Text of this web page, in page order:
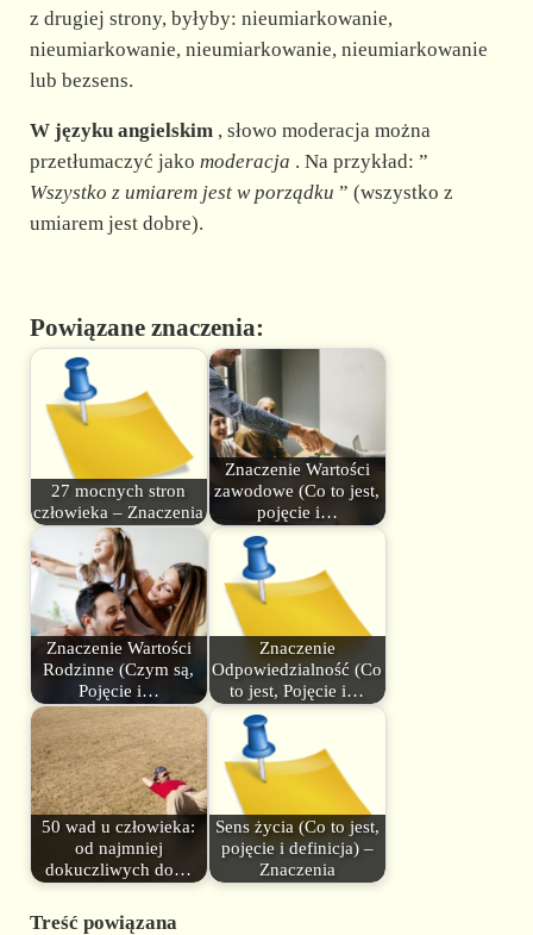
z drugiej strony, byłyby: nieumiarkowanie,
nieumiarkowanie, nieumiarkowanie, nieumiarkowanie
lub bezsens.
W języku angielskim, słowo moderacja można
przetłumaczyć jako moderacja . Na przykład: ”
Wszystko z umiarem jest w porządku ” (wszystko z
umiarem jest dobre).
Powiązane znaczenia:
27 mocnych stron
człowieka – Znaczenia
Znaczenie Wartości
zawodowe (Co to jest,
pojęcie i…
Znaczenie Wartości
Rodzinne (Czym są,
Pojęcie i…
Znaczenie
Odpowiedzialność (Co
to jest, Pojęcie i…
50 wad u człowieka:
od najmniej
dokuczliwych do…
Sens życia (Co to jest,
pojęcie i definicja) –
Znaczenia
Treść powiązana